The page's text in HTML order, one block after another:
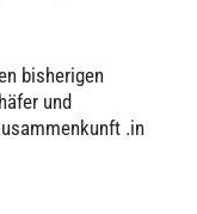
bisherigen
und
.in